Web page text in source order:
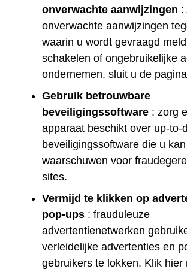
onverwachte aanwijzingen :
onverwachte aanwijzingen
waarin u wordt gevraagd
schakelen of ongebruikelijke
ondernemen, sluit u de
Gebruik betrouwbare
beveiligingssoftware : zorg
apparaat beschikt over up-to-
beveiligingssoftware die u
waarschuwen voor
sites.
Vermijd te klikken op
pop-ups : frauduleuze
advertentienetwerken
verleidelijke advertenties en
gebruikers te lokken. Klik hier